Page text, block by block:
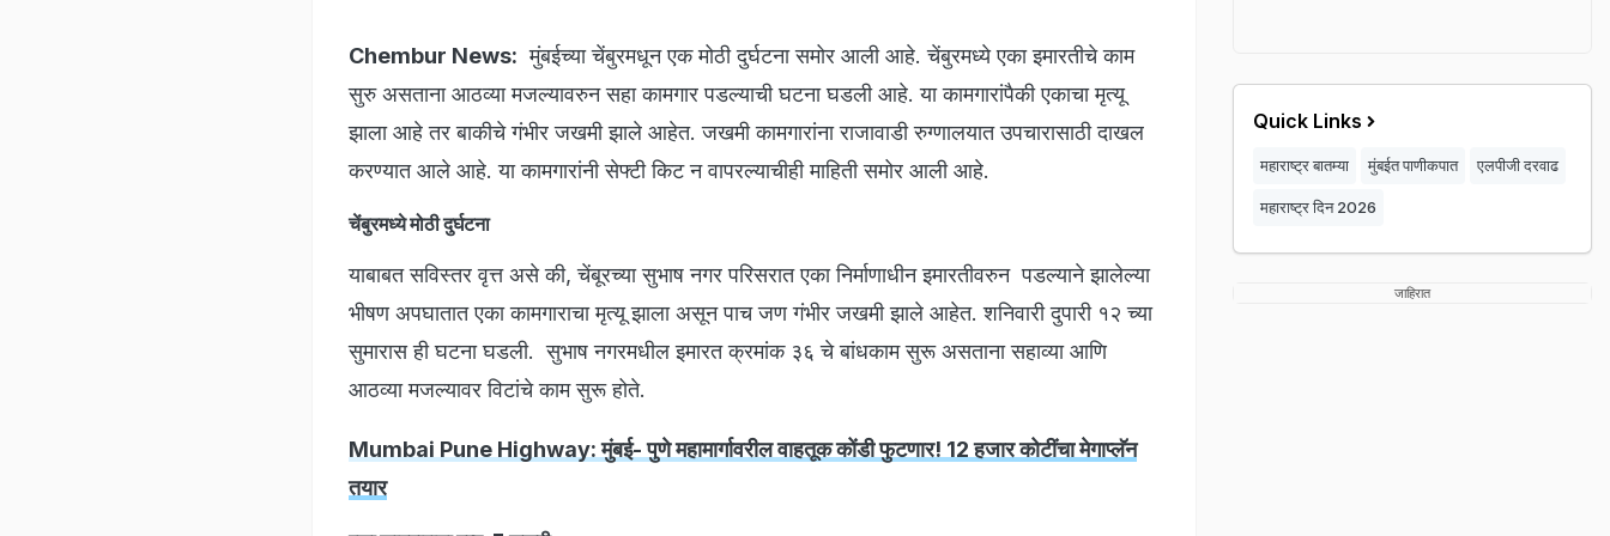
Chembur News: मुंबईच्या चेंबुरमधून एक मोठी दुर्घटना समोर आली आहे. चेंबुरमध्ये एका इमारतीचे काम
सुरु असताना आठव्या मजल्यावरुन सहा कामगार पडल्याची घटना घडली आहे. या कामगारांपैकी एकाचा मृत्यू
झाला आहे तर बाकीचे गंभीर जखमी झाले आहेत. जखमी कामगारांना राजावाडी रुग्णालयात उपचारासाठी दाखल
करण्यात आले आहे. या कामगारांनी सेफ्टी किट न वापरल्याचीही माहिती समोर आली आहे.
चेंबुरमध्ये मोठी दुर्घटना
याबाबत सविस्तर वृत्त असे की, चेंबूरच्या सुभाष नगर परिसरात एका निर्माणाधीन इमारतीवरुन पडल्याने झालेल्या
भीषण अपघातात एका कामगाराचा मृत्यू झाला असून पाच जण गंभीर जखमी झाले आहेत. शनिवारी दुपारी १२ च्या
सुमारास ही घटना घडली. सुभाष नगरमधील इमारत क्रमांक ३६ चे बांधकाम सुरू असताना सहाव्या आणि
आठव्या मजल्यावर विटांचे काम सुरू होते.
Mumbai Pune Highway: मुंबई- पुणे महामार्गावरील वाहतूक कोंडी फुटणार! 12 हजार कोटींचा मेगाप्लॅन
तयार
Quick Links
महाराष्ट्र बातम्या मुंबईत पाणीकपात एलपीजी दरवाढ
महाराष्ट्र दिन 2026
जाहिरात